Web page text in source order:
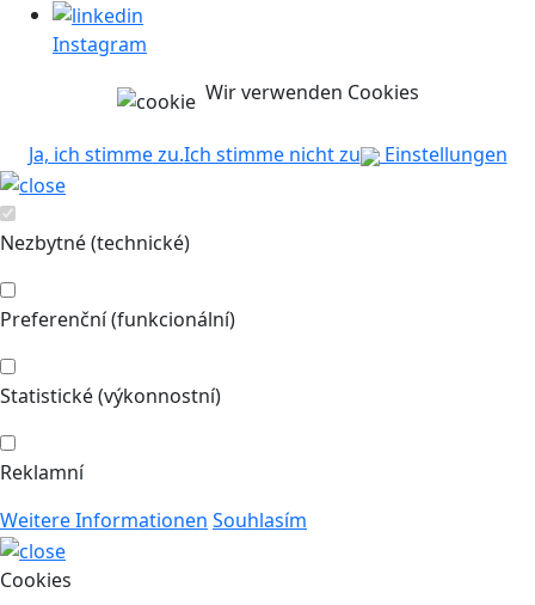
Instagram
Wir verwenden Cookies
Ja, ich stimme zu.Ich stimme nicht zu Einstellungen
Nezbytné (technické)
Preferenční (funkcionální)
Statistické (výkonnostní)
Reklamní
Weitere Informationen Souhlasím
Cookies